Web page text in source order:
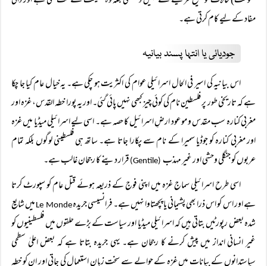
مفاد کے لیے کام کرتی ہے۔
جودیائی یا انتہا پسند بیانیہ
اس بیانیہ کی اسیر فی الحال اسرائیلی عوام کی اکثریت ہو چکی ہے۔ یہ خیال عام کیا جا چکا
ہے کہ تاریخی طور پر فلسطین نام کی کوئی چیز کبھی نہیں پائی گئی۔ اور یہ پورا خطہ القدس، غزہ اور
مغربی کنارہ سب مقدس و موعود ارضِ اسرائیل کا حصہ ہے۔ اسی لیے اسرائیلی میڈیا میں غزہ
اور مغربی کنارہ کو جوڈیا سمیرا کے نام سے پکارا جاتا ہے۔ ساتھ ہی فلسطینی لوگوں بلکہ تمام
عربوں کو جنگلی وحشی اور غیر مہذب (Gentile)
قرار دینے کا رجحان غالب ہے۔
اسی طرح اسرائیلی سماج غزہ میں اپنی فوج کے ذریعہ ہوئے قتل عام کو سپورٹ کرتا
ہے اور اس کو اس ذرا بھی پشیمانی یا پچھتاوا نہیں ہے۔ فرانسیسی جریدہLe Mondeمیں شایع
شدہ بعض رپورٹیں بتاتی ہیں کہ اسرائیلی میڈیا اور سیاست کے بڑے حلقوں میں فلسطینیوں کو
غیر انسانی انداز میں پیش کرنے کا رجحان ہے۔ یہی جریدہ بتاتا ہے کہ بعض اعلیٰ سطحی